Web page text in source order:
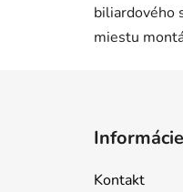
biliardového
miestu
Kontakt